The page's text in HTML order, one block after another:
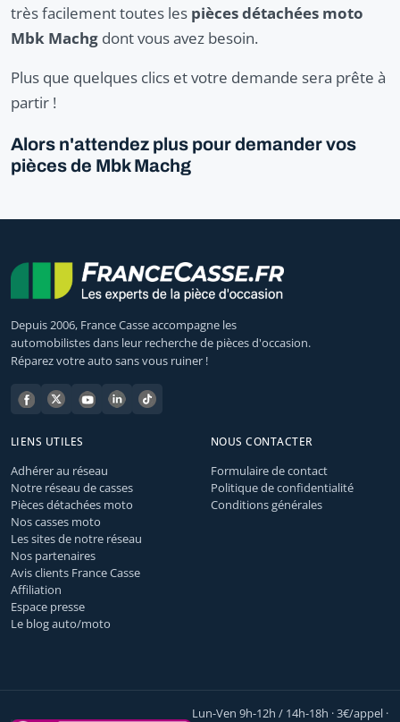
très facilement toutes les pièces détachées moto
Mbk Machg dont vous avez besoin.
Plus que quelques clics et votre demande sera prête à
partir !
Alors n'attendez plus pour demander vos
pièces de Mbk Machg
Depuis 2006, France Casse accompagne les
automobilistes dans leur recherche de pièces d'occasion.
Réparez votre auto sans vous ruiner !
LIENS UTILES
Adhérer au réseau
Notre réseau de casses
Pièces détachées moto
Nos casses moto
Les sites de notre réseau
Nos partenaires
Avis clients France Casse
Affiliation
Espace presse
Le blog auto/moto
NOUS CONTACTER
Formulaire de contact
Politique de confidentialité
Conditions générales
Lun-Ven 9h-12h / 14h-18h · 3€/appel ·